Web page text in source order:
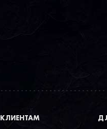
КЛИЕНТАМ